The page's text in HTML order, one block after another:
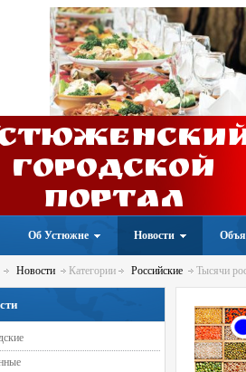
Городской
портал
Об Устюжне Новости
Новости Категории Российские Тысячи